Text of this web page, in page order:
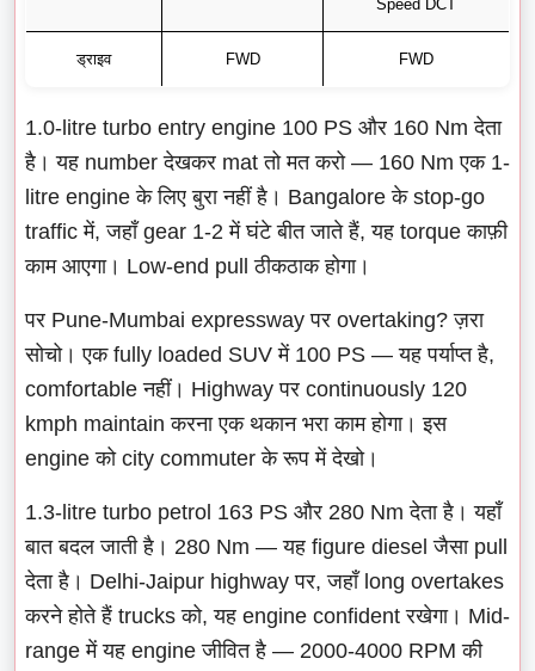
Speed DCT
ड्राइव FWD FWD
1.0-litre turbo entry engine 100 PS और 160 Nm देता
है। यह number देखकर mat तो मत करो — 160 Nm एक 1-
litre engine के लिए बुरा नहीं है। Bangalore के stop-go
traffic में, जहाँ gear 1-2 में घंटे बीत जाते हैं, यह torque काफ़ी
काम आएगा। Low-end pull ठीकठाक होगा।
पर Pune-Mumbai expressway पर overtaking? ज़रा
सोचो। एक fully loaded SUV में 100 PS — यह पर्याप्त है,
comfortable नहीं। Highway पर continuously 120
kmph maintain करना एक थकान भरा काम होगा। इस
engine को city commuter के रूप में देखो।
1.3-litre turbo petrol 163 PS और 280 Nm देता है। यहाँ
बात बदल जाती है। 280 Nm — यह figure diesel जैसा pull
देता है। Delhi-Jaipur highway पर, जहाँ long overtakes
करने होते हैं trucks को, यह engine confident रखेगा। Mid-
range में यह engine जीवित है — 2000-4000 RPM की